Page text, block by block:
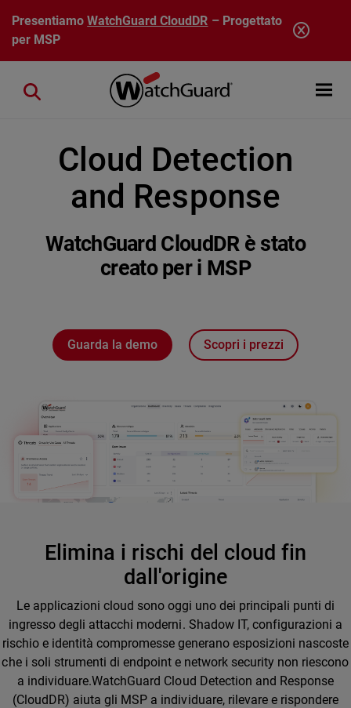
Salta al contenuto principale
PresentiamoWatchGuard CloudDR – Progettato
per MSP
Open
Close search
Cloud Detection
and Response
WatchGuard CloudDR è stato
creato per i MSP
Guarda la demo Scopri i prezzi
Elimina i rischi del cloud fin
dall'origine
Le applicazioni cloud sono oggi uno dei principali punti di
ingresso degli attacchi moderni. Shadow IT, configurazioni a
rischio e identità compromesse generano esposizioni nascoste
che i soli strumenti di endpoint e network security non riescono
a individuare.WatchGuard Cloud Detection and Response
(CloudDR) aiuta gli MSP a individuare, rilevare e rispondere